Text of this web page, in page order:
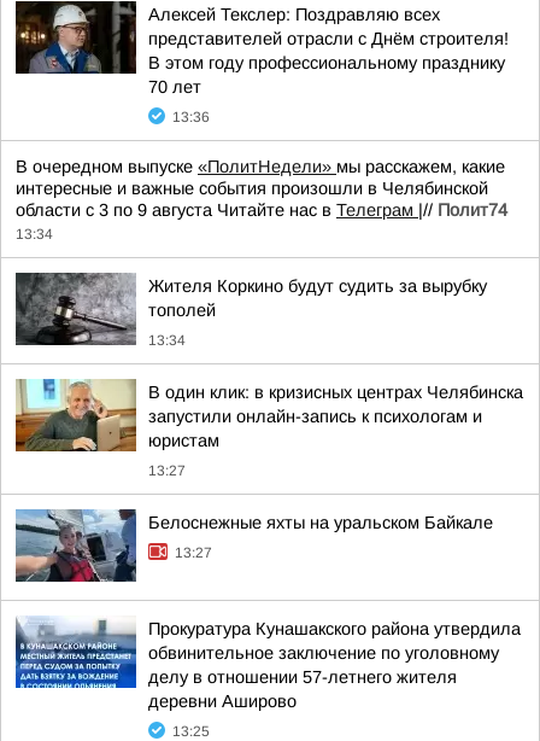
Алексей Текслер: Поздравляю всех
представителей отрасли с Днём строителя!
В этом году профессиональному празднику
70 лет
13:36
В очередном выпуске «ПолитНедели» мы расскажем, какие
интересные и важные события произошли в Челябинской
области с 3 по 9 августа Читайте нас в Телеграм |// Полит74
13:34
Жителя Коркино будут судить за вырубку
тополей
13:34
В один клик: в кризисных центрах Челябинска
запустили онлайн-запись к психологам и
юристам
13:27
Белоснежные яхты на уральском Байкале
13:27
Прокуратура Кунашакского района утвердила
обвинительное заключение по уголовному
делу в отношении 57-летнего жителя
деревни Аширово
13:25